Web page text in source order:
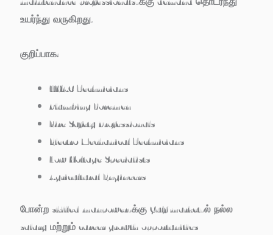
உயர்ந்து வருகிறது.
குறிப்பாக:
HVAC Technicians
Plumbing Foremen
Fire Safety Professionals
Electro Mechanical Technicians
Low Voltage Specialists
Agricultural Engineers
போன்ற skilled manpower-க்கு Gulf market-ல் நல்ல
salary மற்றும் career growth opportunities